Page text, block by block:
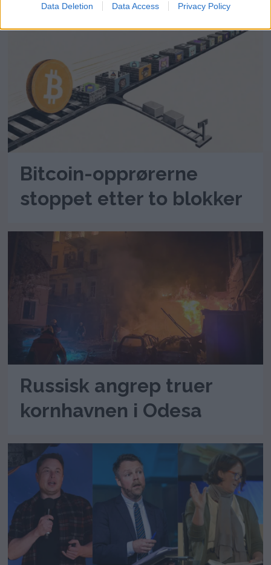
Data Deletion Data Access Privacy Policy
Bitcoin-opprørerne
stoppet etter to blokker
Russisk angrep truer
kornhavnen i Odesa